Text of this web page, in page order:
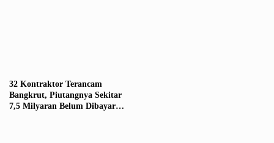
32 Kontraktor Terancam
Bangkrut, Piutangnya Sekitar
7,5 Milyaran Belum Dibayar